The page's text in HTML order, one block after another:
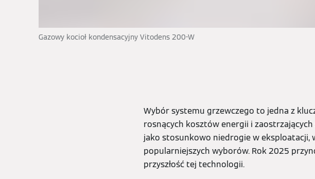
Gazowy kocioł kondensacyjny Vitodens 200-W
Wybór systemu grzewczego to jedna z
rosnących kosztów energii i
jako stosunkowo niedrogie w eksploatacji,
popularniejszych wyborów. Rok 2025
przyszłość tej technologii.